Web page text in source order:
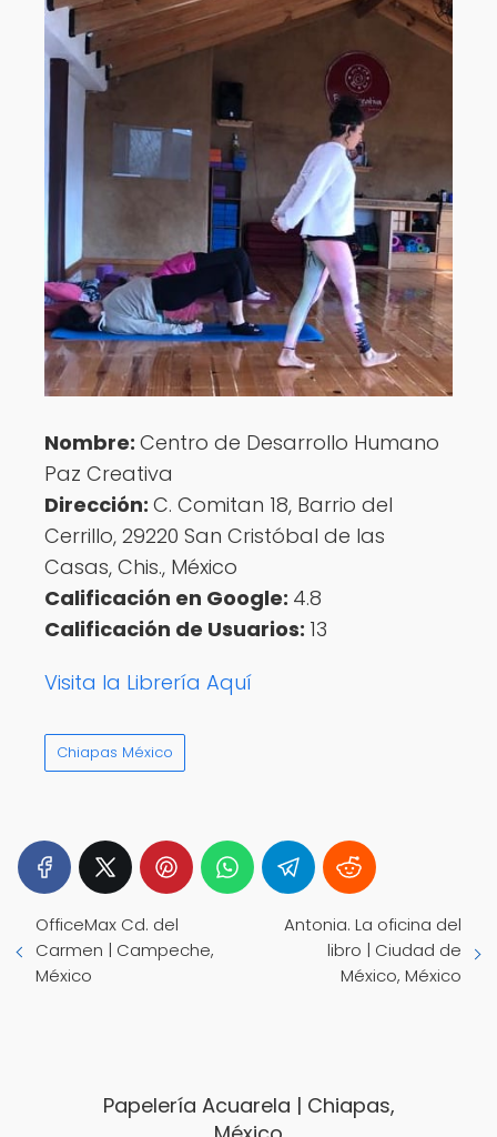
Nombre: Centro de Desarrollo Humano
Paz Creativa
Dirección: C. Comitan 18, Barrio del
Cerrillo, 29220 San Cristóbal de las
Casas, Chis., México
Calificación en Google: 4.8
Calificación de Usuarios: 13
Visita la Librería Aquí
Chiapas México
OfficeMax Cd. del
Carmen | Campeche,
México
Antonia. La oficina del
libro | Ciudad de
México, México
Papelería Acuarela | Chiapas,